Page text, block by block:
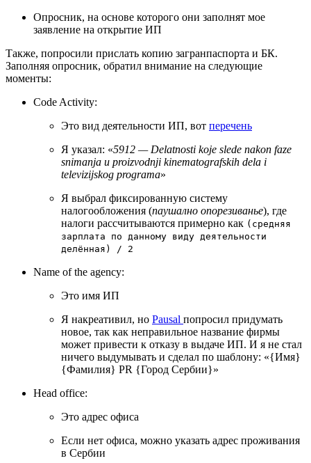
Опросник, на основе которого они заполнят мое
заявление на открытие ИП
Также, попросили прислать копию загранпаспорта и БК.
Заполняя опросник, обратил внимание на следующие
моменты:
Code Activity:
Это вид деятельности ИП, вот перечень
Я указал: «5912 — Delatnosti koje slede nakon faze
snimanja u proizvodnji kinematografskih dela i
televizijskog programa»
Я выбрал фиксированную систему
налогообложения (паушално опорезиванье), где
налоги рассчитываются примерно как (средняя
зарплата по данному виду деятельности
делённая) / 2
Name of the agency:
Это имя ИП
Я накреативил, но Pausal попросил придумать
новое, так как неправильное название фирмы
может привести к отказу в выдаче ИП. И я не стал
ничего выдумывать и сделал по шаблону: «{Имя}
{Фамилия} PR {Город Сербии}»
Head office:
Это адрес офиса
Если нет офиса, можно указать адрес проживания
в Сербии